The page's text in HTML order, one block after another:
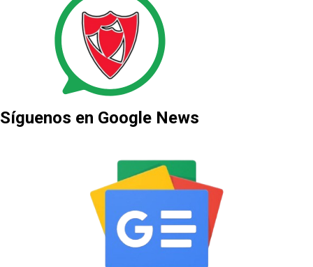
Síguenos en Google News